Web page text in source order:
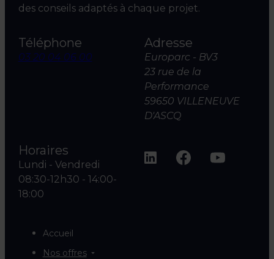
des conseils adaptés à chaque projet.
Téléphone
03 20 04 06 00
Adresse
Europarc - BV3
23 rue de la
Performance
59650 VILLENEUVE
D'ASCQ
Horaires
Lundi - Vendredi
08:30-12h30 - 14:00-
18:00
Accueil
Nos offres